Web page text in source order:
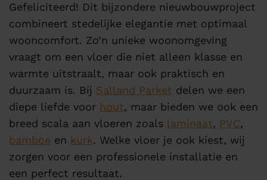
Gefeliciteerd! Dit bijzondere nieuwbouwproject
combineert stedelijke elegantie met optimaal
wooncomfort. Zo’n unieke woonomgeving
vraagt om een vloer die niet alleen klasse en
warmte uitstraalt, maar ook praktisch en
duurzaam is. Bij Salland Parket delen we een
diepe liefde voor hout, maar bieden we ook een
breed scala aan vloeren zoals laminaat, PVC,
bamboe en kurk. Welke vloer je ook kiest, wij
zorgen voor een professionele installatie en
een perfect resultaat.